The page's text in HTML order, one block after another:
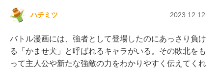
ハチミツ 2023.12.12
バトル漫画には、強者として登場したのにあっさり負け
る「かませ犬」と呼ばれるキャラがいる。その敗北をも
って主人公や新たな強敵の力をわかりやすく伝えてくれ